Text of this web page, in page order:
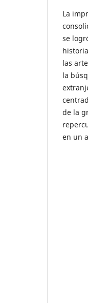
La
se
las
la
de la
en un